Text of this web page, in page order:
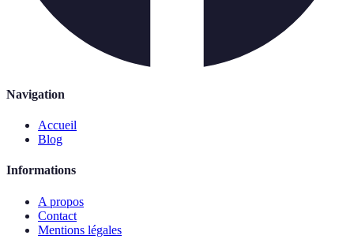
Navigation
Accueil
Blog
Informations
A propos
Contact
Mentions légales